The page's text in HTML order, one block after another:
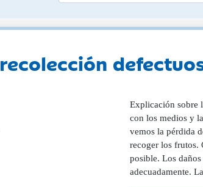
Explicación sobre
con los medios y
vemos la pérdida
recoger los frutos.
posible. Los
adecuadamente.